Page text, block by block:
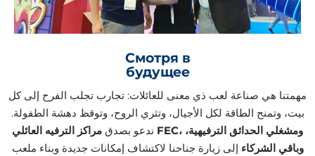
Смотря в
будущее
مهمتنا هي صناعة لعب ذي معنى للعائلات: تجارب تجلب الفرح إلى كل
بيت، وتمنح الطاقة لكل الأجيال، وتثري الروح، وتوقظ دهشة الطفولة.
ندعو بصدق مراكز الترفيه العائلي FEC، ومشغلي الحدائق الترفيهية،
وباقي الشركاء إلى زيارة جناحنا لاكتشاف إمكانات جديدة وبناء ملعب